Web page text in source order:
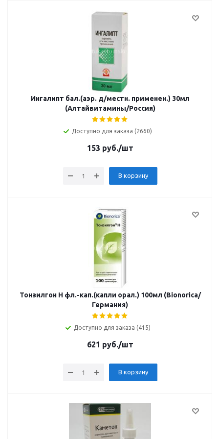
Ингалипт бал.(аэр. д/местн. применен.) 30мл
(Алтайвитамины/Россия)
Доступно для заказа (2660)
153 руб./шт
В корзину
Тонзилгон Н фл.-кап.(капли орал.) 100мл (Bionorica/
Германия)
Доступно для заказа (415)
621 руб./шт
В корзину